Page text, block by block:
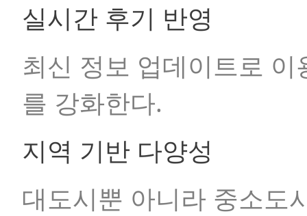
실시간 후기 반영
최신 정보 업데이트로 이
를 강화한다.
지역 기반 다양성
대도시뿐 아니라 중소도